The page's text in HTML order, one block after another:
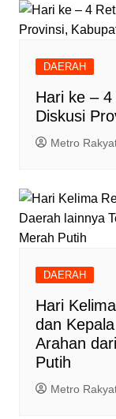
DAERAH
Hari ke –
Diskusi
Metro
DAERAH
Hari
dan
Arahan
Putih
Metro